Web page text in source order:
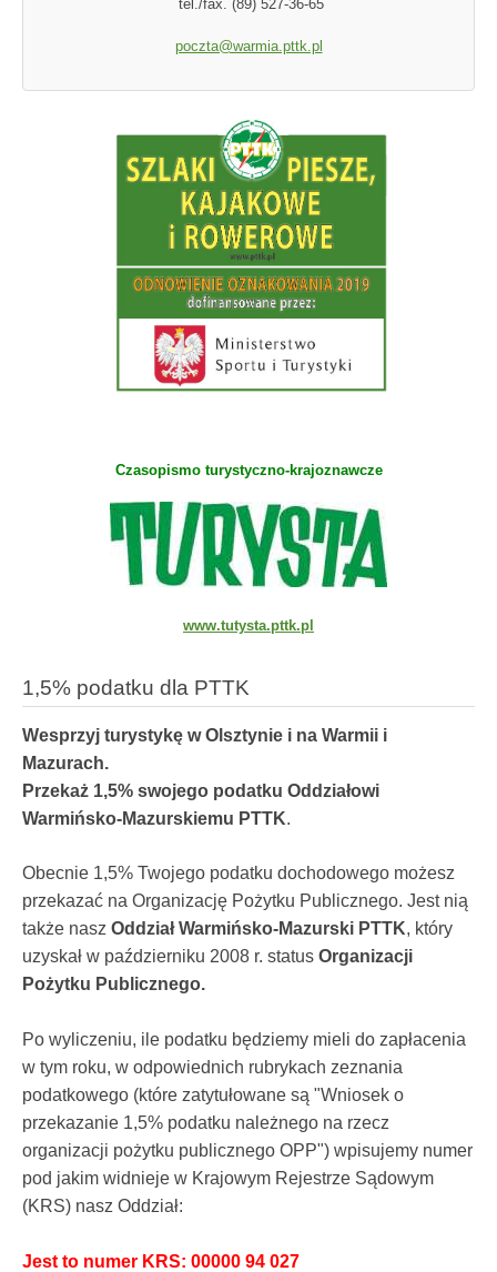
tel./fax. (89) 527-36-65
poczta@warmia.pttk.pl
Czasopismo turystyczno-krajoznawcze
www.tutysta.pttk.pl
1,5% podatku dla PTTK
Wesprzyj turystykę w Olsztynie i na Warmii i
Mazurach.
Przekaż 1,5% swojego podatku Oddziałowi
Warmińsko-Mazurskiemu PTTK.
Obecnie 1,5% Twojego podatku dochodowego możesz
przekazać na Organizację Pożytku Publicznego. Jest nią
także nasz Oddział Warmińsko-Mazurski PTTK, który
uzyskał w październiku 2008 r. status Organizacji
Pożytku Publicznego.
Po wyliczeniu, ile podatku będziemy mieli do zapłacenia
w tym roku, w odpowiednich rubrykach zeznania
podatkowego (które zatytułowane są "Wniosek o
przekazanie 1,5% podatku należnego na rzecz
organizacji pożytku publicznego OPP") wpisujemy numer
pod jakim widnieje w Krajowym Rejestrze Sądowym
(KRS) nasz Oddział:
Jest to numer KRS: 00000 94 027